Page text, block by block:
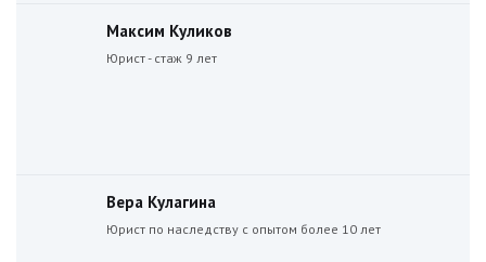
Максим Куликов
Юрист - стаж 9 лет
Вера Кулагина
Юрист по наследству с опытом более 10 лет